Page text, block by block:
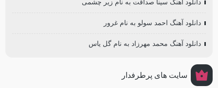
دانلود آهنگ سینا صداقت به نام زیر چشمی
دانلود آهنگ احمد سولو به نام غرور
دانلود آهنگ محمد مهرزاد به نام گل یاس
سایت های پرطرفدار